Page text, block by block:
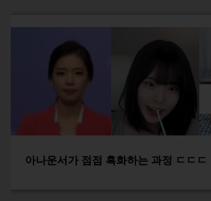
아나운서가 점점 흑화하는 과정 ㄷㄷㄷ